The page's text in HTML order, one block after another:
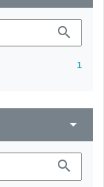
search
1
arrow_drop_down
search